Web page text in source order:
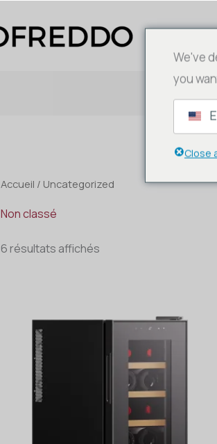
Accueil / Uncategorized
Non classé
6 résultats affichés
We've
you
Close